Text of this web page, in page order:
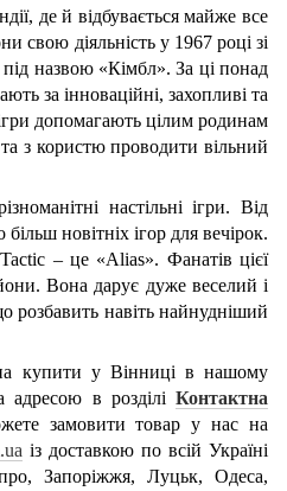
де й відбувається майже все
свою діяльність у 1967 році зі
назвою «Кімбл». За ці понад
за інноваційні, захопливі та
допомагають цілим родинам
з користю проводити вільний
настільні ігри. Від
новітніх ігор для вечірок.
– це «Alias». Фанатів цієї
Вона дарує дуже веселий і
розбавить навіть найнудніший
купити у Вінниці в нашому
в розділі Контактна
замовити товар у нас на
із доставкою по всій Україні
Запоріжжя, Луцьк, Одеса,